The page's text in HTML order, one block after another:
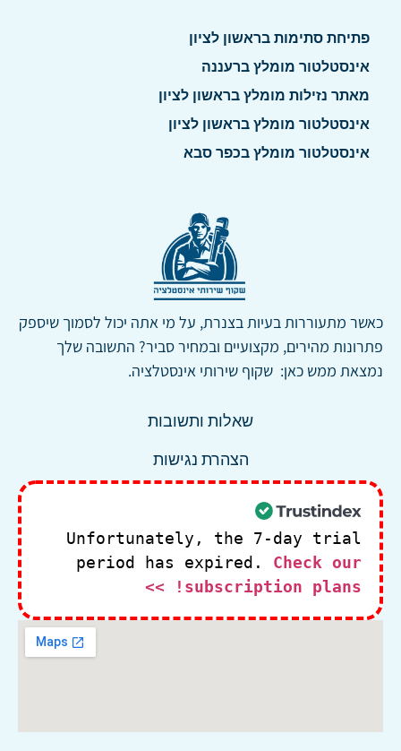
פתיחת סתימות בראשון לציון
אינסטלטור מומלץ ברעננה
מאתר נזילות מומלץ בראשון לציון
אינסטלטור מומלץ בראשון לציון
אינסטלטור מומלץ בכפר סבא
כאשר מתעוררות בעיות בצנרת, על מי אתה יכול לסמוך שיספק
פתרונות מהירים, מקצועיים ובמחיר סביר? התשובה שלך
נמצאת ממש כאן: שקוף שירותי אינסטלציה.
שאלות ותשובות
הצהרת נגישות
Unfortunately, the 7-day trial
period has expired. Check our
subscription plans! >>